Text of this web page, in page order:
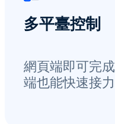
多平臺控制
網頁端即可完
端也能快速接力